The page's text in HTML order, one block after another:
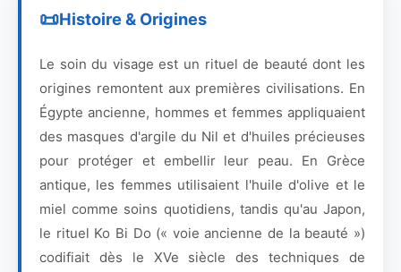
Histoire & Origines
Le soin du visage est un rituel de beauté dont les
origines remontent aux premières civilisations. En
Égypte ancienne, hommes et femmes appliquaient
des masques d'argile du Nil et d'huiles précieuses
pour protéger et embellir leur peau. En Grèce
antique, les femmes utilisaient l'huile d'olive et le
miel comme soins quotidiens, tandis qu'au Japon,
le rituel Ko Bi Do (« voie ancienne de la beauté »)
codifiait dès le XVe siècle des techniques de